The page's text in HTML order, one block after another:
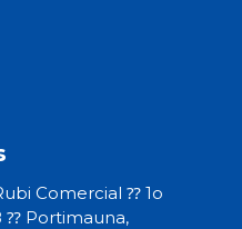
Comercial ⁇ 1o
⁇ Portimauna,